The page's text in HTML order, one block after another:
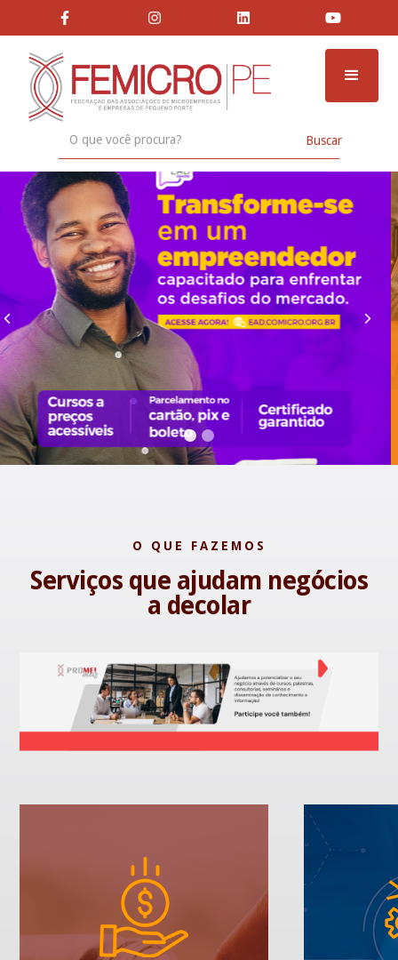
   
 
O QUE FAZEMOS
Serviços que ajudam negócios
a decolar